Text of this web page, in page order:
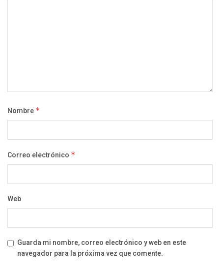
Nombre *
Correo electrónico *
Web
Guarda mi nombre, correo electrónico y web en este
navegador para la próxima vez que comente.